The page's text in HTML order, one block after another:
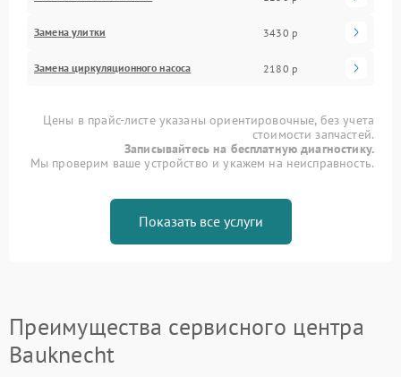
Замена улитки 3430 р
Замена циркуляционного насоса 2180 р
Цены в прайс-листе указаны ориентировочные, без учета
стоимости запчастей.
Записывайтесь на бесплатную диагностику.
Мы проверим ваше устройство и укажем на неисправность.
Показать все услуги
Преимущества сервисного центра
Bauknecht